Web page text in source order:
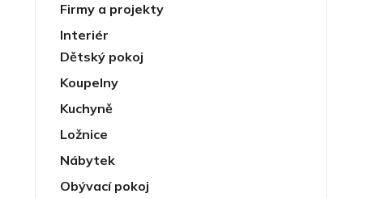
Firmy a projekty
Interiér
Dětský pokoj
Koupelny
Kuchyně
Ložnice
Nábytek
Obývací pokoj